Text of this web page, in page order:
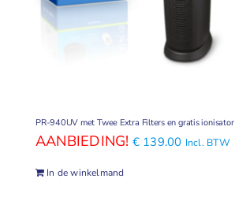
PR-940UV met Twee Extra Filters en gratis ionisator
Oorspronkelijke
€139.00Huidige
Incl. BTW
In de winkelmand